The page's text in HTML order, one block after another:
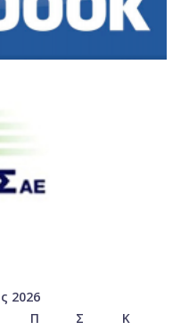
2026
Π Σ
Κ